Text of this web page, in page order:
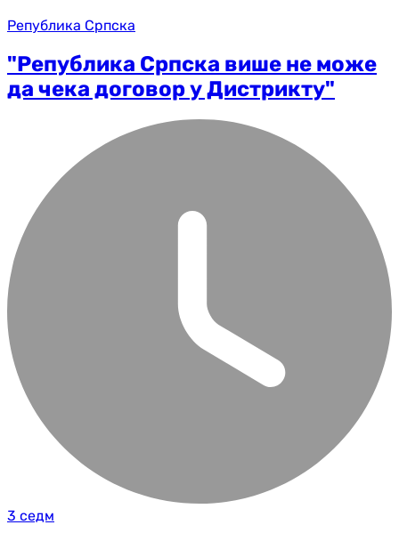
Република Српска
"Република Српска више не може
да чека договор у Дистрикту"
3 седм